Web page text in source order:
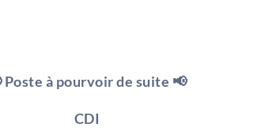
Poste à pourvoir de suite 📢
CDI